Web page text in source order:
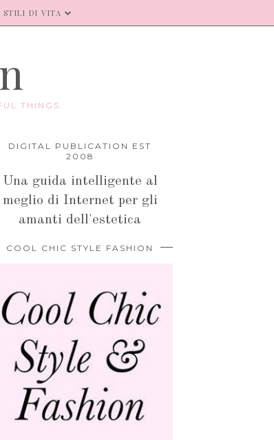
STILI DI VITA
THINGS.
DIGITAL PUBLICATION EST
2008
Una guida intelligente al
meglio di Internet per gli
amanti dell'estetica
COOL CHIC STYLE FASHION